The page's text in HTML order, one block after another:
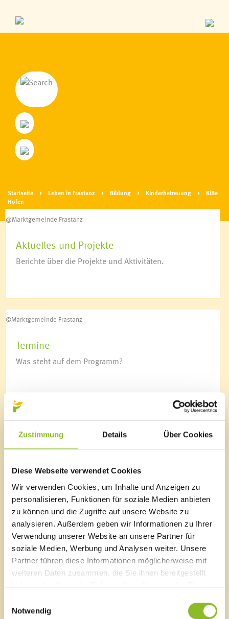
Zustimmung Details Über Cookies
Diese Webseite verwendet Cookies
Wir verwenden Cookies, um Inhalte und Anzeigen zu
personalisieren, Funktionen für soziale Medien anbieten
zu können und die Zugriffe auf unsere Website zu
analysieren. Außerdem geben wir Informationen zu Ihrer
Verwendung unserer Website an unsere Partner für
soziale Medien, Werbung und Analysen weiter. Unsere
Partner führen diese Informationen möglicherweise mit
weiteren Daten zusammen, die Sie ihnen bereitgestellt
haben oder die sie im Rahmen Ihrer Nutzung der Dienste
Notwendig
Personen aus Frastanz
Zahlen & Daten
Geschichte
Parzellen
Wappen & Logo
Fraschtner Treff
Frastanz bittet zu Tisch
Netzwerk mehr Sprache
Deutschkurs für Frauen
Soziale Nahversorgung
Vorsorgemappe
Krankenpflege
Sozialzentrum Frastanz
Essen auf Rädern für Senioren
Wohnen für Jung & Alt
Jugendhaus K9
Liste von Institutionen
Elternberatung
familieplus
Familienlotsinnen
Familienimpulse
Familienhilfe
Familienzuschuss
Familienpass
Tagesbetreuung für Senioren
Tagesmütter
Startseite Leben in Frastanz Bildung Kinderbetreuung
KiBe
Hofen
@Marktgemeinde Frastanz
Aktuelles und Projekte
Berichte über die Projekte und Aktivitäten.
©Marktgemeinde Frastanz
Termine
Was steht auf dem Programm?
@Marktgemeinde Frastanz
Über uns
Unser Team
Die Mitarbeiterinnen der Kinderbetreuung.
Kinderbetreuung Hofen